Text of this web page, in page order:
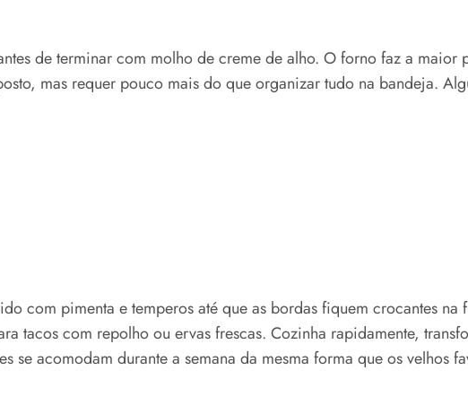
de terminar com molho de creme de alho. O forno faz a maior
mas requer pouco mais do que organizar tudo na bandeja.
com pimenta e temperos até que as bordas fiquem crocantes
tacos com repolho ou ervas frescas. Cozinha rapidamente,
se acomodam durante a semana da mesma forma que os velhos